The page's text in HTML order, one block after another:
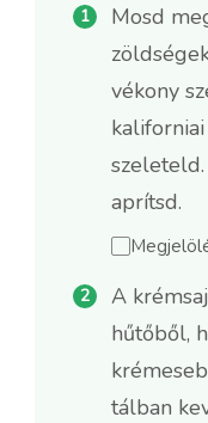
Mosd
vékony
aprítsd.
A
hűtőből,
tálban